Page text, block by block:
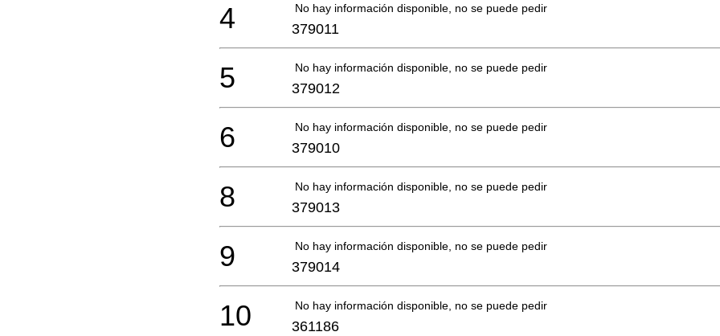
No hay información disponible, no se puede pedir
4 379011
No hay información disponible, no se puede pedir
5 379012
No hay información disponible, no se puede pedir
6 379010
No hay información disponible, no se puede pedir
8 379013
No hay información disponible, no se puede pedir
9 379014
No hay información disponible, no se puede pedir
10 361186